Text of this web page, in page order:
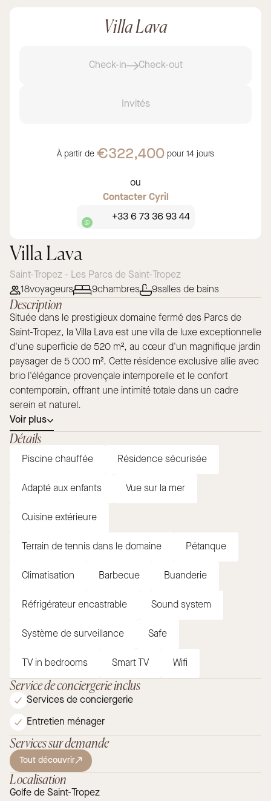
Villa Lava
Saint-Tropez - Les Parcs de Saint-Tropez
18voyageurs 9chambres 9salles de bains
Description
Située dans le prestigieux domaine fermé des Parcs de
Saint-Tropez, la Villa Lava est une villa de luxe exceptionnelle
d'une superficie de 520 m², au cœur d'un magnifique jardin
paysager de 5 000 m². Cette résidence exclusive allie avec
brio l'élégance provençale intemporelle et le confort
contemporain, offrant une intimité totale dans un cadre
serein et naturel.
Voir plus
Détails
Piscine chauffée Résidence sécurisée
Adapté aux enfants Vue sur la mer
Cuisine extérieure
Terrain de tennis dans le domaine Pétanque
Climatisation Barbecue Buanderie
Réfrigérateur encastrable Sound system
Système de surveillance Safe
TV in bedrooms Smart TV Wifi
Service de conciergerie inclus
Services de conciergerie
Entretien ménager
Services sur demande
Tout découvrir
Localisation
Golfe de Saint-Tropez
Villa Lava
Check-in Check-out
Invités
À partir de €322,400 pour 14 jours
ou
Contacter Cyril
+33 6 73 36 93 44